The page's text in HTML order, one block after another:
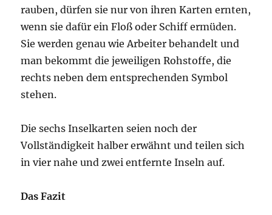
rauben, dürfen sie nur von ihren Karten ernten,
wenn sie dafür ein Floß oder Schiff ermüden.
Sie werden genau wie Arbeiter behandelt und
man bekommt die jeweiligen Rohstoffe, die
rechts neben dem entsprechenden Symbol
stehen.
Die sechs Inselkarten seien noch der
Vollständigkeit halber erwähnt und teilen sich
in vier nahe und zwei entfernte Inseln auf.
Das Fazit